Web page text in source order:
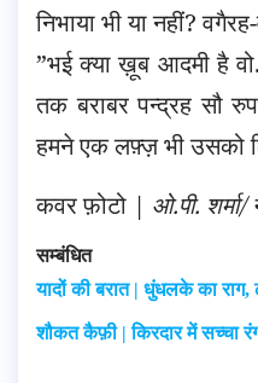
निभाया भी या नहीं?
”भई क्या ख़ूब आदमी है
तक बराबर पन्द्रह सौ
हमने एक लफ़्ज़ भी उसको
कवर फ़ोटो | ओ.पी.
सम्बंधित
यादों की बरात | धुंधलके का राग,
शौकत कैफ़ी | किरदार में सच्चा